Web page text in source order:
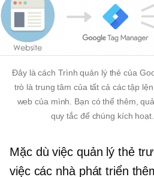
Đây là cách Trình quản lý thẻ của
trò là trung tâm của tất cả các tập
web của mình. Bạn có thể thêm,
quy tắc để chúng kích hoạt.
Mặc dù việc quản lý thẻ
việc các nhà phát triển